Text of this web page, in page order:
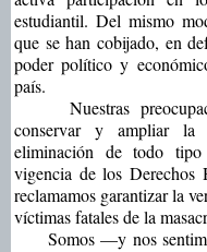
estudiantil. Del mismo
que se han cobijado, en
poder político y
país.
Nuestras
conservar y ampliar la
eliminación de todo
vigencia de los Derechos
reclamamos garantizar la
víctimas fatales de la
Somos —y nos